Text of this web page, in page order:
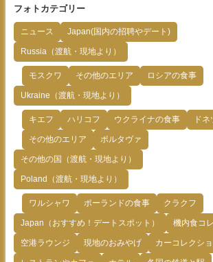
フォトカテゴリー
ニュース Japan(国内の招聘やデート)
Russia（渡航・現地より）
モスクワ その他のエリア ロシアの食事
Ukraine（渡航・現地より）
キエフ ハリコフ ウクライナの食事 ドネ
その他のエリア ポルタヴァ
その他の国（渡航・現地より）
Poland（渡航・現地より）
ワルシャワ ポーランドの食事 クラクフ
Japan（おすすめ！デートスポット） 機内食コ
空港ラウンジ 現地のおみやげ カーコレクシ